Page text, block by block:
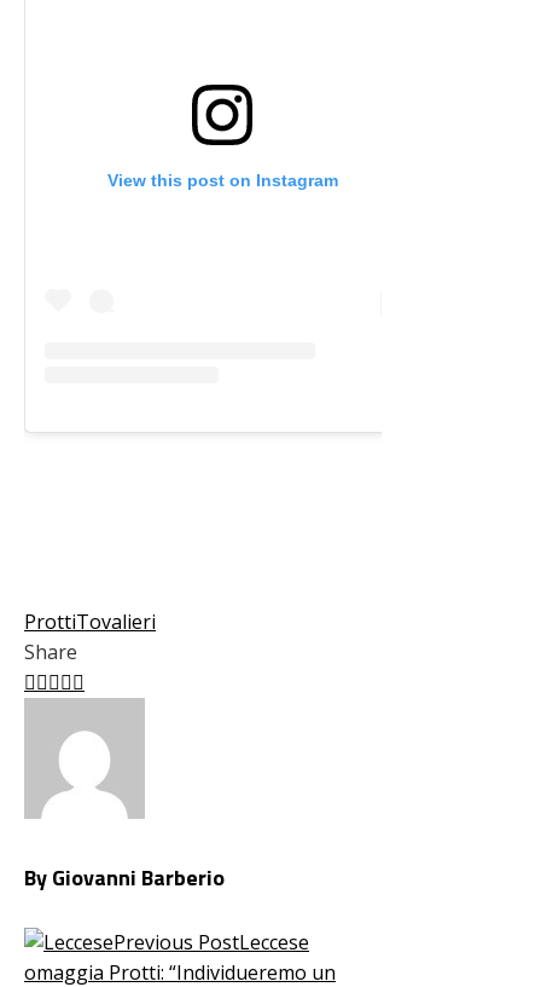
View this post on Instagram
ProttiTovalieri
Share
Facebook
Twitter
LinkedIn
Pinterest
Stumbleupon
By Giovanni Barberio
Previous PostLeccese
omaggia Protti: “Individueremo un